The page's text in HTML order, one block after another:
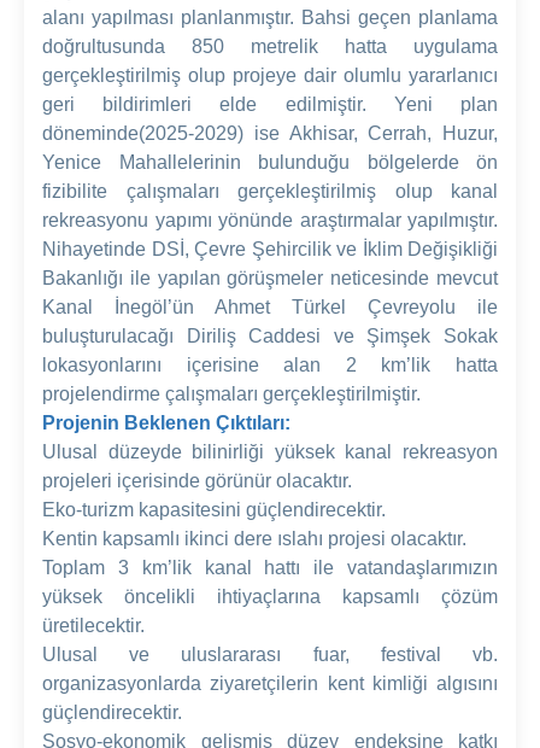
alanı yapılması planlanmıştır. Bahsi geçen planlama
doğrultusunda 850 metrelik hatta uygulama
gerçekleştirilmiş olup projeye dair olumlu yararlanıcı
geri bildirimleri elde edilmiştir. Yeni plan
döneminde(2025-2029) ise Akhisar, Cerrah, Huzur,
Yenice Mahallelerinin bulunduğu bölgelerde ön
fizibilite çalışmaları gerçekleştirilmiş olup kanal
rekreasyonu yapımı yönünde araştırmalar yapılmıştır.
Nihayetinde DSİ, Çevre Şehircilik ve İklim Değişikliği
Bakanlığı ile yapılan görüşmeler neticesinde mevcut
Kanal İnegöl’ün Ahmet Türkel Çevreyolu ile
buluşturulacağı Diriliş Caddesi ve Şimşek Sokak
lokasyonlarını içerisine alan 2 km’lik hatta
projelendirme çalışmaları gerçekleştirilmiştir.
Projenin Beklenen Çıktıları:
Ulusal düzeyde bilinirliği yüksek kanal rekreasyon
projeleri içerisinde görünür olacaktır.
Eko-turizm kapasitesini güçlendirecektir.
Kentin kapsamlı ikinci dere ıslahı projesi olacaktır.
Toplam 3 km’lik kanal hattı ile vatandaşlarımızın
yüksek öncelikli ihtiyaçlarına kapsamlı çözüm
üretilecektir.
Ulusal ve uluslararası fuar, festival vb.
organizasyonlarda ziyaretçilerin kent kimliği algısını
güçlendirecektir.
Sosyo-ekonomik gelişmiş düzey endeksine katkı